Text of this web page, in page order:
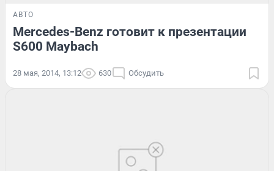
АВТО
Mercedes-Benz готовит к презентации
S600 Maybach
28 мая, 2014, 13:12 630 Обсудить